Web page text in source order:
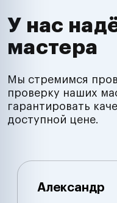
У нас
мастера
Мы стремимся
проверку наших
гарантировать
доступной цене.
Александр